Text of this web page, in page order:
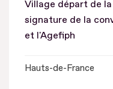
Village départ de
signature de la
et l'Agefiph
Hauts-de-France